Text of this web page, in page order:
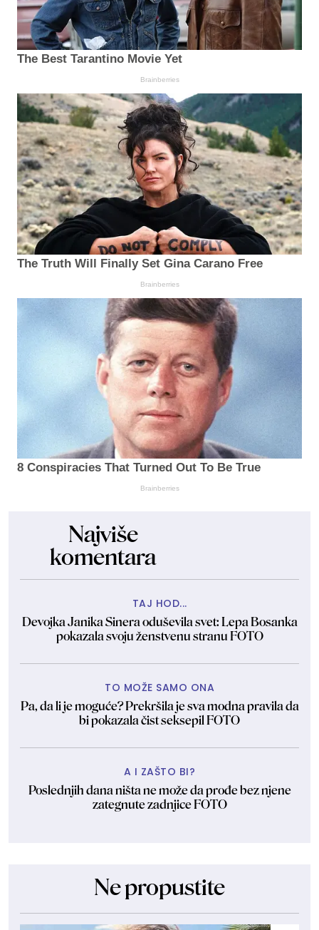
The Best Tarantino Movie Yet
Brainberries
The Truth Will Finally Set Gina Carano Free
Brainberries
8 Conspiracies That Turned Out To Be True
Brainberries
Najviše
komentara
TAJ HOD...
Devojka Janika Sinera oduševila svet: Lepa Bosanka
pokazala svoju ženstvenu stranu FOTO
TO MOŽE SAMO ONA
Pa, da li je moguće? Prekršila je sva modna pravila da
bi pokazala čist seksepil FOTO
A I ZAŠTO BI?
Poslednjih dana ništa ne može da prođe bez njene
zategnute zadnjice FOTO
Ne propustite